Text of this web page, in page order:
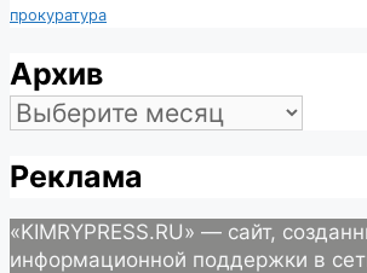
прокуратура
Архив
Архив
Реклама
«KIMRYPRESS.RU» — сайт,
информационной поддержки в